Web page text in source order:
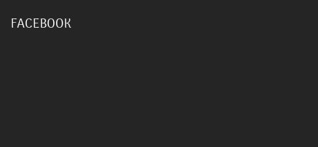
FACEBOOK